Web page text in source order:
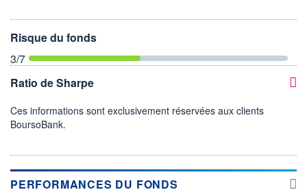
Risque du fonds
3/7
Ratio de Sharpe
Ces informations sont exclusivement réservées aux clients
BoursoBank.
PERFORMANCES DU FONDS